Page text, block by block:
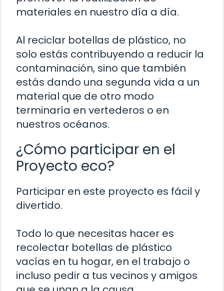
materiales en nuestro día a día.
Al reciclar botellas de plástico, no
solo estás contribuyendo a reducir la
contaminación, sino que también
estás dando una segunda vida a un
material que de otro modo
terminaría en vertederos o en
nuestros océanos.
¿Cómo participar en el
Proyecto eco?
Participar en este proyecto es fácil y
divertido.
Todo lo que necesitas hacer es
recolectar botellas de plástico
vacías en tu hogar, en el trabajo o
incluso pedir a tus vecinos y amigos